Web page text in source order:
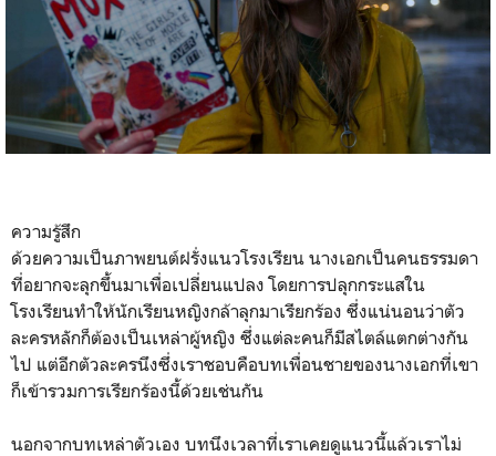
ความรู้สึก
ด้วยความเป็นภาพยนต์ฝรั่งแนวโรงเรียน นางเอกเป็นคนธรรมดา
ที่อยากจะลุกขึ้นมาเพื่อเปลี่ยนแปลง โดยการปลุกกระแสใน
โรงเรียนทำให้นักเรียนหญิงกล้าลุกมาเรียกร้อง ซึ่งแน่นอนว่าตัว
ละครหลักก็ต้องเป็นเหล่าผู้หญิง ซึ่งแต่ละคนก็มีสไตล์แตกต่างกัน
ไป แต่อีกตัวละครนึงซึ่งเราชอบคือบทเพื่อนชายของนางเอกที่เขา
ก็เข้ารวมการเรียกร้องนี้ด้วยเช่นกัน
นอกจากบทเหล่าตัวเอง บทนึงเวลาที่เราเคยดูแนวนี้แล้วเราไม่